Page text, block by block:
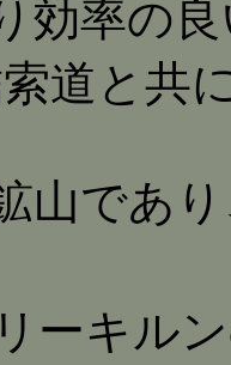
効率の
道と共
山であ
ーキル